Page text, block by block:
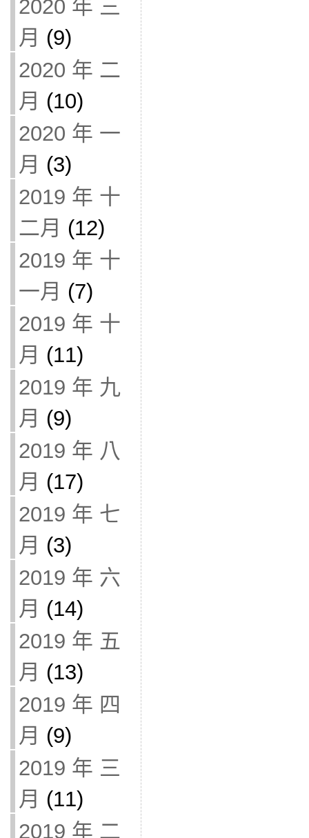
2020 年 三
月 (9)
2020 年 二
月 (10)
2020 年 一
月 (3)
2019 年 十
二月 (12)
2019 年 十
一月 (7)
2019 年 十
月 (11)
2019 年 九
月 (9)
2019 年 八
月 (17)
2019 年 七
月 (3)
2019 年 六
月 (14)
2019 年 五
月 (13)
2019 年 四
月 (9)
2019 年 三
月 (11)
2019 年 二